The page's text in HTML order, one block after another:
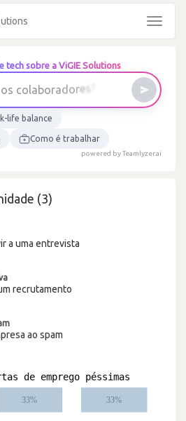
Toggle
tech sobre a ViGIE Solutions
os colaborad ore
life balance
Como é trabalhar
powered by Teamlyzer.ai
(3)
a uma entrevista
recrutamento
ao spam